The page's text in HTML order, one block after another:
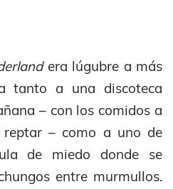
era lúgubre a más
tanto a una discoteca
– con los comidos a
– como a uno de
de miedo donde se
entre murmullos.